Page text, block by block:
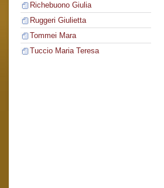
Richebuono Giulia
Ruggeri Giulietta
Tommei Mara
Tuccio Maria Teresa